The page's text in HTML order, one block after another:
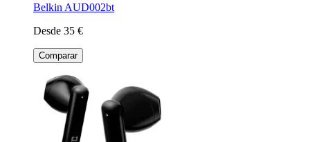
Belkin AUD002bt
Desde 35 €
Comparar